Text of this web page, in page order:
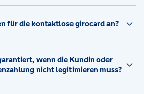
für die kontaktlose girocard an?
wenn die Kundin oder
nicht legitimieren muss?